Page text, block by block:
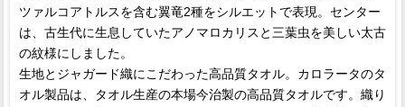
ツァルコアトルスを含む翼竜2種をシルエットで表現。センター
は、古生代に生息していたアノマロカリスと三葉虫を美しい太古
の紋様にしました。
生地とジャガード織にこだわった高品質タオル。カロラータのタ
オル製品は、タオル生産の本場今治製の高品質タオルです。織り